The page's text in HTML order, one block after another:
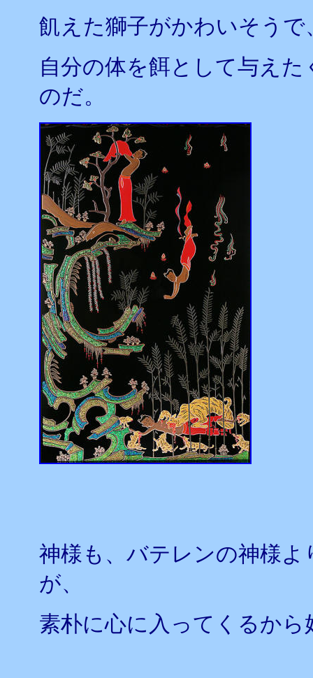
飢えた獅子がかわいそうで
自分の体を餌として与え
のだ。
神様も、バテレンの神様
が、
素朴に心に入ってくるから